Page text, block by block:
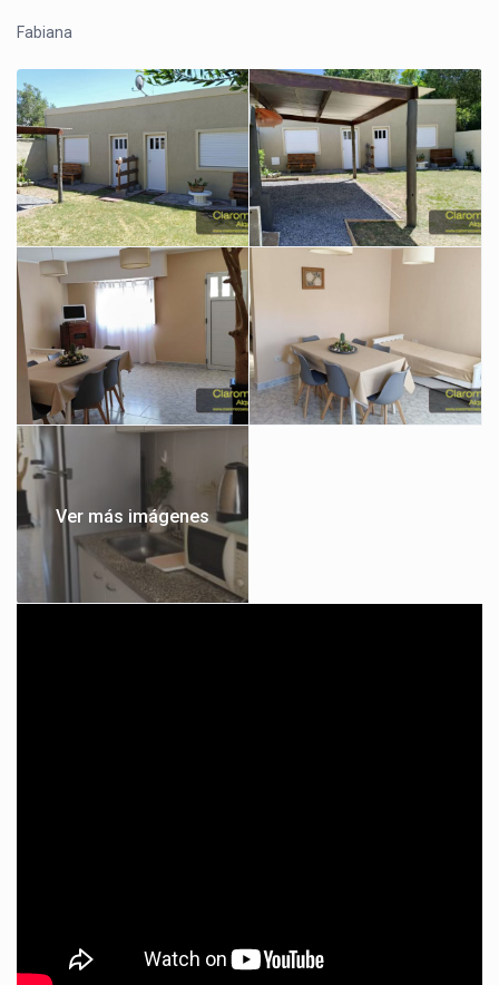
Fabiana
Ver más imágenes